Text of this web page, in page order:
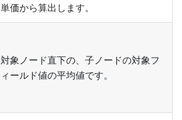
単価から算出します。
対象ノード直下の、子ノードの対象フ
ィールド値の平均値です。